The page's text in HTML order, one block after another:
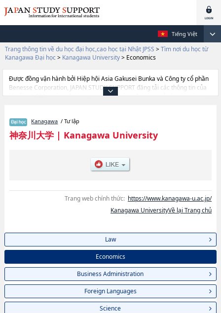
Tiếng Việt
Trang thông tin về du học đại học,cao học tại Nhật JPSS > Tìm nơi du học từ
Kanagawa Đại học > Kanagawa University> Economics
Được đồng vận hành bởi Hiệp hội Asia Gakusei Bunka và Công ty cổ phần
Benesse Corporation, JAPAN STUDY SUPPORT đăng tải các thông tin của
khoảng 1.300 trường đại học, cao học, trường đại học ngắn hạn, trường
cần thiết dành cho du học sinh, như là về các Ngành LawhoặcNgành
EconomicshoặcNgành Business AdministrationhoặcNgành Foreign
LanguageshoặcNgành SciencehoặcNgành EngineeringhoặcNgành
StudieshoặcNgành Architecture and Building EngineeringhoặcNgành
Chemistry and BiochemistryhoặcNgành Informatics, thông tin về từng
Kanagawa / Tư lập
神奈川大学| Kanagawa University
Trang web chính thức: https://www.kanagawa-u.ac.jp/
Kanagawa UniversityVề lại Trang chủ
Law
Economics
Business Administration
Foreign Languages
Science